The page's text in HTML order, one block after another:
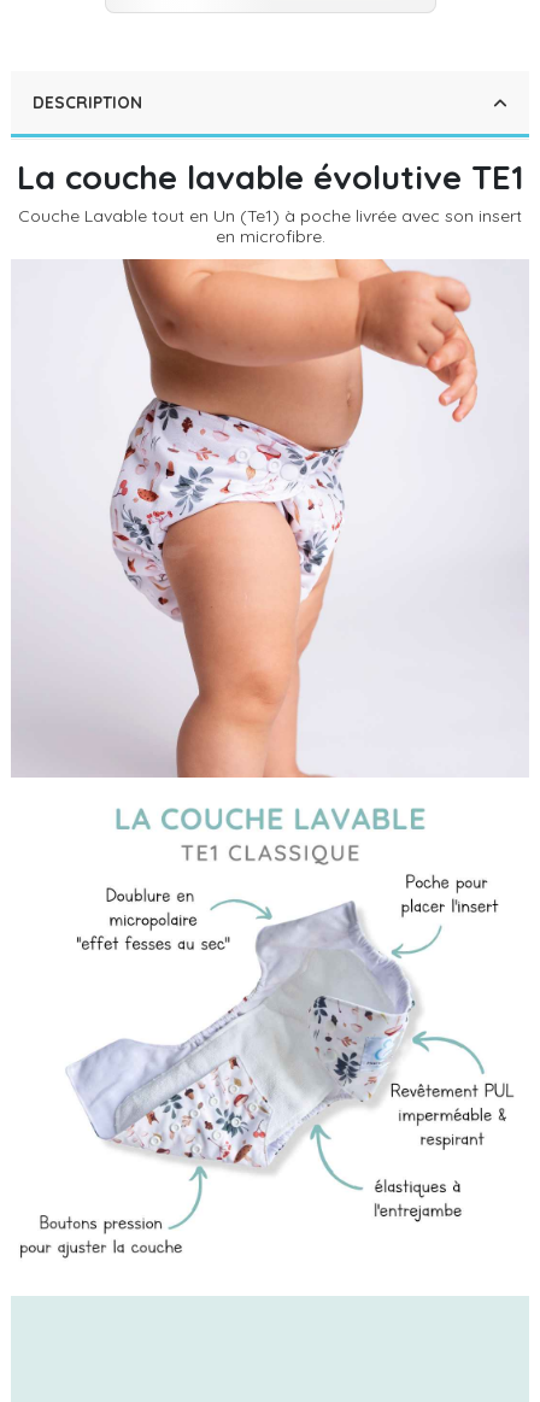
DESCRIPTION
La couche lavable évolutive TE1
Couche Lavable tout en Un (Te1) à poche livrée avec son insert
en microfibre.